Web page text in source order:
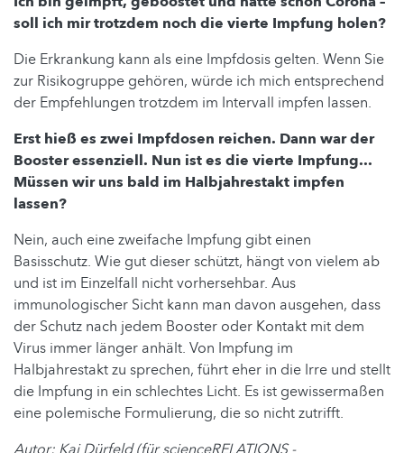
soll ich mir trotzdem noch die vierte Impfung holen?
Die Erkrankung kann als eine Impfdosis gelten. Wenn Sie
zur Risikogruppe gehören, würde ich mich entsprechend
der Empfehlungen trotzdem im Intervall impfen lassen.
Erst hieß es zwei Impfdosen reichen. Dann war der
Booster essenziell. Nun ist es die vierte Impfung...
Müssen wir uns bald im Halbjahrestakt impfen
lassen?
Nein, auch eine zweifache Impfung gibt einen
Basisschutz. Wie gut dieser schützt, hängt von vielem ab
und ist im Einzelfall nicht vorhersehbar. Aus
immunologischer Sicht kann man davon ausgehen, dass
der Schutz nach jedem Booster oder Kontakt mit dem
Virus immer länger anhält. Von Impfung im
Halbjahrestakt zu sprechen, führt eher in die Irre und stellt
die Impfung in ein schlechtes Licht. Es ist gewissermaßen
eine polemische Formulierung, die so nicht zutrifft.